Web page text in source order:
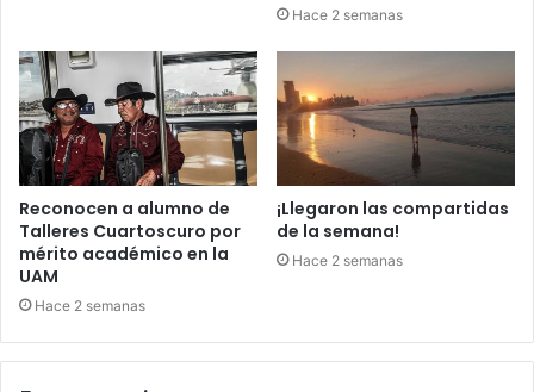
Hace 2 semanas
Reconocen a alumno de
Talleres Cuartoscuro por
mérito académico en la
UAM
Hace 2 semanas
¡Llegaron las compartidas
de la semana!
Hace 2 semanas